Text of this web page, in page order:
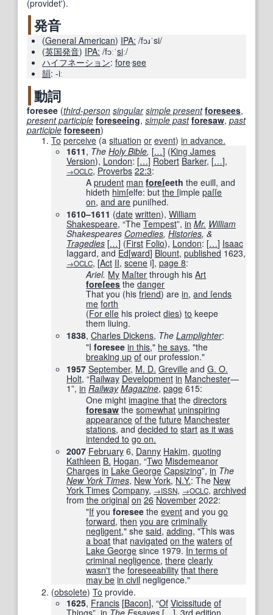
(providetʹ).
発音
(General American) IPA: /fɔɹˈsi/
(英国発音) IPA: /fɔːˈsiː/
ハイフネーション: fore‧see
韻: -iː
動詞
foresee (third-person singular simple present foresees,
present participle foreseeing, simple past foresaw, past
participle foreseen)
To perceive (a situation or event) in advance.
1611, The Holy Bible, […] (King James
Version), London: […] Robert Barker, […],
→OCLC, Proverbs 22:3:
Aprudent man foreſeeth the euill, and
hideth himſelfe: butthe ſimplepaſſe
on,and are puniſhed.
1610–1611 (date written), William
Shakespeare, “The Tempest”, in Mr. William
Shakespeares Comedies, Histories, &
Tragedies […] (First Folio), London: […] Isaac
Iaggard, and Ed[ward] Blount, published 1623,
→OCLC, [Act II, scene i], page 8:
Ariel. My Maſter through hisArt
foreſees thedanger
That you (hisfriend) arein,and ſends
me forth
(For elſe his proiectdies)to keepe
them liuing.
1838, Charles Dickens, The Lamplighter:
"Iforesee in this," he says, "the
breaking up of our profession."
1957 September, M. D. Greville and G. O.
Holt, “Railway Development in Manchester—
1”, in Railway Magazine, page 615:
One mightimagine that thedirectors
foresaw thesomewhat uninspiring
appearance of the future Manchester
stations, anddecided to start as it was
intended to go on.
2007 February 6, Danny Hakim, quoting
Kathleen B. Hogan, “Two Misdemeanor
Charges in Lake George Capsizing”, in The
New York Times‎, New York, N.Y.: The New
York Times Company, →ISSN, →OCLC, archived
from the original on 26 November 2022:
"If youforesee theevent and yougo
forward,then you are criminally
negligent," shesaid,adding, "This was
a boat that navigated on the waters of
Lake George since 1979. In terms of
criminal negligence,there clearly
wasn't theforeseeability that there
may be in civil negligence."
(obsolete) To provide.
1625, Francis [Bacon], “Of Vicissitude of